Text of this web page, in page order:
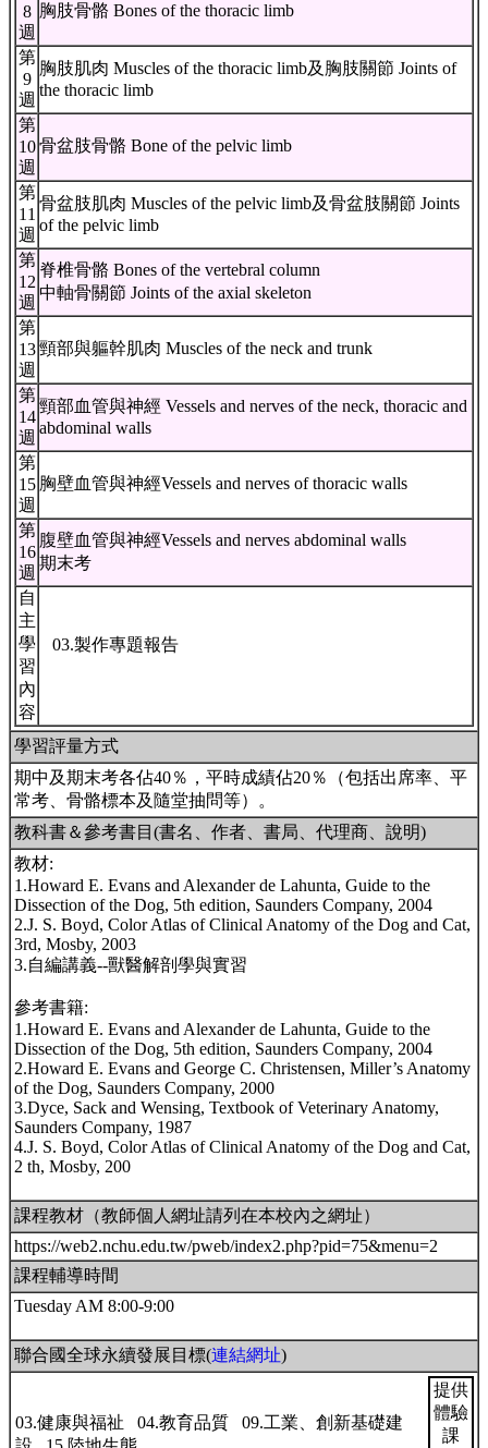
8
週
胸肢骨骼 Bones of the thoracic limb
第
9
週
胸肢肌肉 Muscles of the thoracic limb及胸肢關節 Joints of
the thoracic limb
第
10
週
骨盆肢骨骼 Bone of the pelvic limb
第
11
週
骨盆肢肌肉 Muscles of the pelvic limb及骨盆肢關節 Joints
of the pelvic limb
第
12
週
脊椎骨骼 Bones of the vertebral column
中軸骨關節 Joints of the axial skeleton
第
13
週
頸部與軀幹肌肉 Muscles of the neck and trunk
第
14
週
頸部血管與神經 Vessels and nerves of the neck, thoracic and
abdominal walls
第
15
週
胸壁血管與神經Vessels and nerves of thoracic walls
第
16
週
腹壁血管與神經Vessels and nerves abdominal walls
期末考
自
主
學
習
內
容
03.製作專題報告
學習評量方式
期中及期末考各佔40％，平時成績佔20％（包括出席率、平
常考、骨骼標本及隨堂抽問等）。
教科書＆參考書目(書名、作者、書局、代理商、說明)
教材:
1.Howard E. Evans and Alexander de Lahunta, Guide to the
Dissection of the Dog, 5th edition, Saunders Company, 2004
2.J. S. Boyd, Color Atlas of Clinical Anatomy of the Dog and Cat,
3rd, Mosby, 2003
3.自編講義--獸醫解剖學與實習
參考書籍:
1.Howard E. Evans and Alexander de Lahunta, Guide to the
Dissection of the Dog, 5th edition, Saunders Company, 2004
2.Howard E. Evans and George C. Christensen, Miller’s Anatomy
of the Dog, Saunders Company, 2000
3.Dyce, Sack and Wensing, Textbook of Veterinary Anatomy,
Saunders Company, 1987
4.J. S. Boyd, Color Atlas of Clinical Anatomy of the Dog and Cat,
2 th, Mosby, 200
課程教材（教師個人網址請列在本校內之網址）
https://web2.nchu.edu.tw/pweb/index2.php?pid=75&menu=2
課程輔導時間
Tuesday AM 8:00-9:00
聯合國全球永續發展目標(連結網址)
03.健康與福祉 04.教育品質 09.工業、創新基礎建
提供
體驗
課